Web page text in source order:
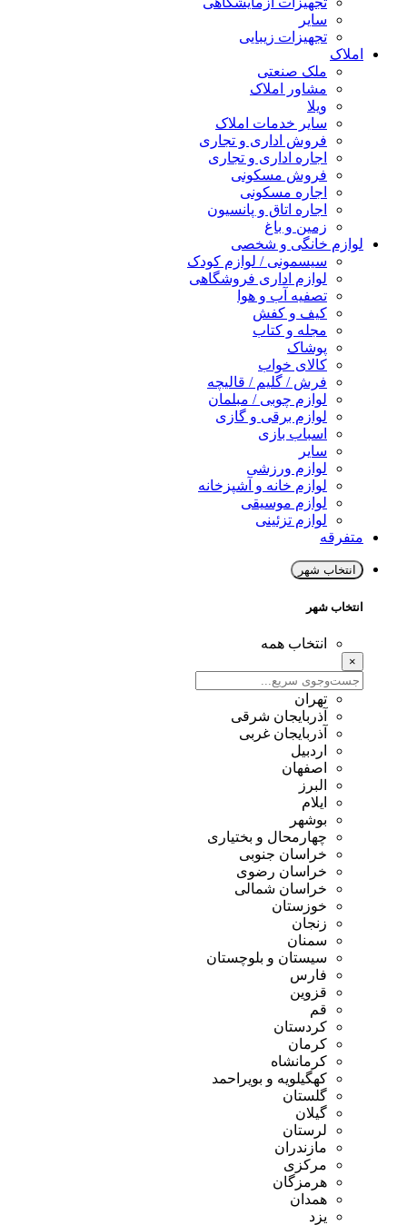
سایر
تجهیزات زیبایی
املاک
ملک صنعتی
مشاور املاک
ویلا
سایر خدمات املاک
فروش اداری و تجاری
اجاره اداری و تجاری
فروش مسکونی
اجاره مسکونی
اجاره اتاق و پانسیون
زمین و باغ
لوازم خانگی و شخصی
سیسمونی / لوازم کودک
لوازم اداری فروشگاهی
تصفیه آب و هوا
کیف و کفش
مجله و کتاب
پوشاک
کالای خواب
فرش / گلیم / قالیچه
لوازم چوبی / مبلمان
لوازم برقی و گازی
اسباب بازی
سایر
لوازم ورزشی
لوازم خانه و آشپزخانه
لوازم موسیقی
لوازم تزئینی
متفرقه
انتخاب شهر
انتخاب شهر
انتخاب همه
×
تهران
آذربایجان شرقی
آذربایجان غربی
اردبیل
اصفهان
البرز
ایلام
بوشهر
چهارمحال و بختیاری
خراسان جنوبی
خراسان رضوی
خراسان شمالی
خوزستان
زنجان
سمنان
سیستان و بلوچستان
فارس
قزوین
قم
کردستان
کرمان
کرمانشاه
کهگیلویه و بویراحمد
گلستان
گیلان
لرستان
مازندران
مرکزی
هرمزگان
همدان
یزد